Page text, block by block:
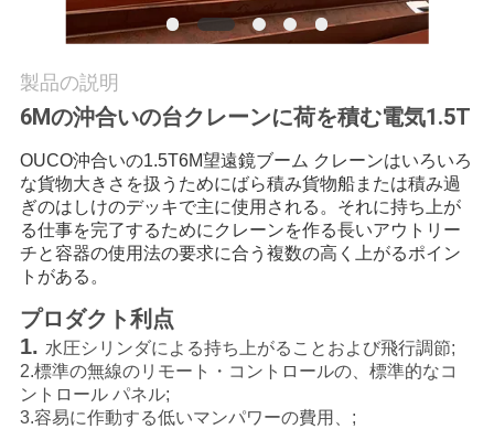
ー
品
質
管
理
ニ
ュ
製品の説明
6Mの沖合いの台クレーンに荷を積む電気1.5T
OUCO沖合いの1.5T6M望遠鏡ブーム クレーンはいろいろ
な貨物大きさを扱うためにばら積み貨物船または積み過
ぎのはしけのデッキで主に使用される。それに持ち上が
る仕事を完了するためにクレーンを作る長いアウトリー
チと容器の使用法の要求に合う複数の高く上がるポイン
トがある。
プロダクト利点
1. 水圧シリンダによる持ち上がることおよび飛行調節;
2.標準の無線のリモート・コントロールの、標準的なコ
ントロール パネル;
3.容易に作動する低いマンパワーの費用、;